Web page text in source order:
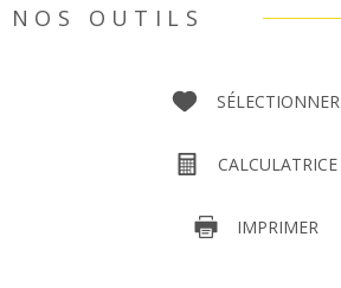
NOS OUTILS
SÉLECTIONNER
CALCULATRICE
IMPRIMER